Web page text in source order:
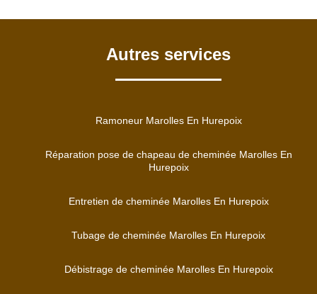
Autres services
Ramoneur Marolles En Hurepoix
Réparation pose de chapeau de cheminée Marolles En
Hurepoix
Entretien de cheminée Marolles En Hurepoix
Tubage de cheminée Marolles En Hurepoix
Débistrage de cheminée Marolles En Hurepoix